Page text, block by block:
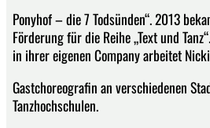
Ponyhof – die 7 Todsünden“. 2013
Förderung für die Reihe „Text und
in ihrer eigenen Company arbeitet
Gastchoreografin an verschiedenen
Tanzhochschulen.